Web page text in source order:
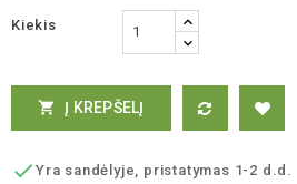
Kiekis
 Į KREPŠELĮ
 Yra sandėlyje, pristatymas 1-2 d.d.